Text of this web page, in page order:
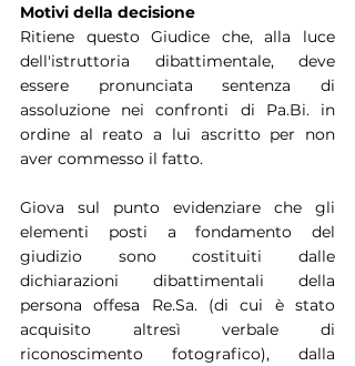
Motivi della decisione
Ritiene questo Giudice che, alla luce
dell'istruttoria dibattimentale, deve
essere pronunciata sentenza di
assoluzione nei confronti di Pa.Bi. in
ordine al reato a lui ascritto per non
aver commesso il fatto.
Giova sul punto evidenziare che gli
elementi posti a fondamento del
giudizio sono costituiti dalle
dichiarazioni dibattimentali della
persona offesa Re.Sa. (di cui è stato
acquisito altresì verbale di
riconoscimento fotografico), dalla